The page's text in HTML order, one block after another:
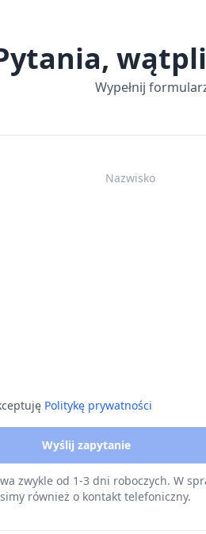
Wypełnij
Nazwisko
Politykę prywatności
Wyślij zapytanie
zwykle od 1-3 dni roboczych. W
również o kontakt telefoniczny.